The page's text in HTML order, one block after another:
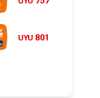
UYU 801